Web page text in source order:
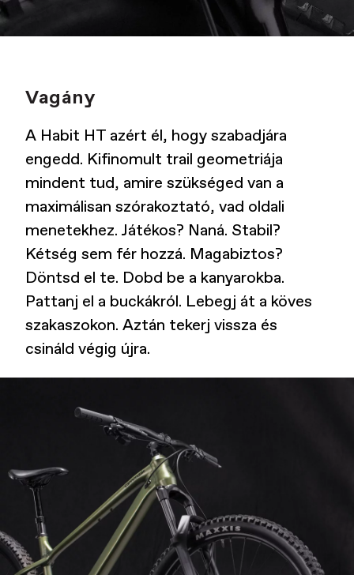
Vagány
A Habit HT azért él, hogy szabadjára
engedd. Kifinomult trail geometriája
mindent tud, amire szükséged van a
maximálisan szórakoztató, vad oldali
menetekhez. Játékos? Naná. Stabil?
Kétség sem fér hozzá. Magabiztos?
Döntsd el te. Dobd be a kanyarokba.
Pattanj el a buckákról. Lebegj át a köves
szakaszokon. Aztán tekerj vissza és
csináld végig újra.